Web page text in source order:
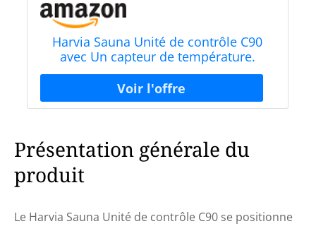
Harvia Sauna Unité de contrôle C90
avec Un capteur de température.
Puissance Max. du poêle 9 KW ; 400V
3N
Présentation générale du
produit
Le Harvia Sauna Unité de contrôle C90 se positionne